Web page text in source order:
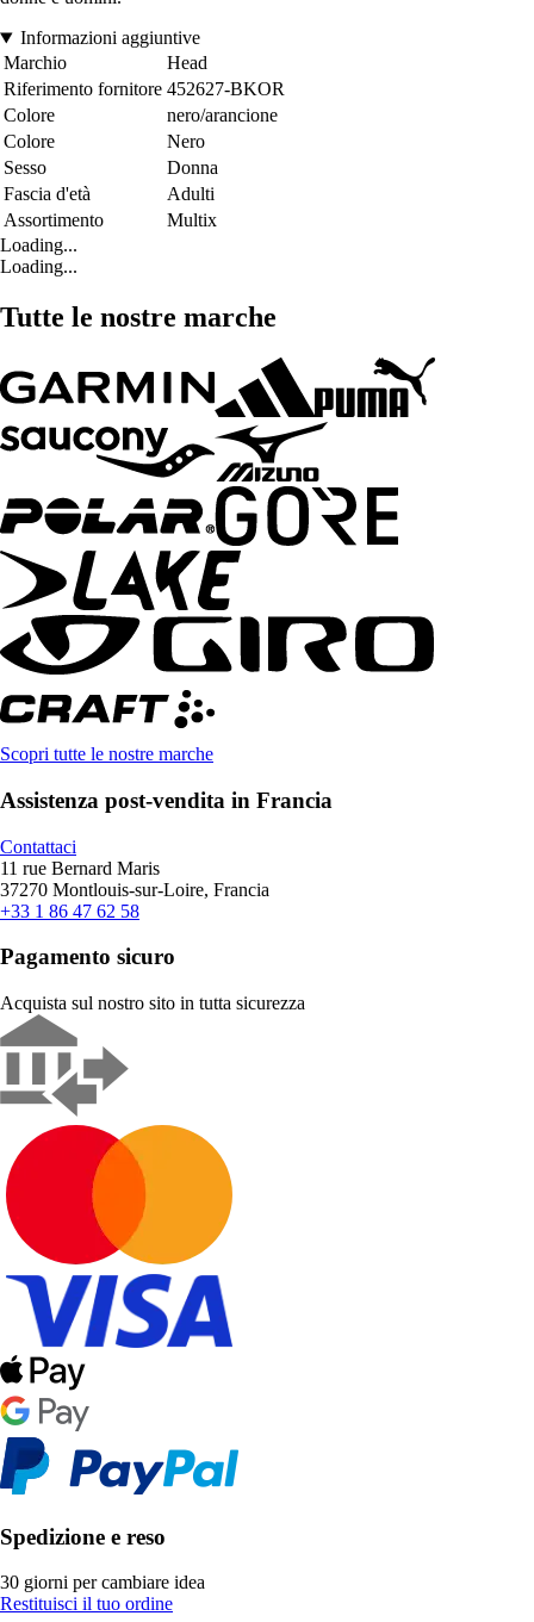
Informazioni aggiuntive
Marchio
Head
Riferimento fornitore 452627-BKOR
Colore
nero/arancione
Colore
Nero
Sesso
Donna
Fascia d'età
Adulti
Assortimento
Multix
Loading...
Loading...
Tutte le nostre marche
Scopri tutte le nostre marche
Assistenza post-vendita in Francia
Contattaci
11 rue Bernard Maris
37270 Montlouis-sur-Loire, Francia
+33 1 86 47 62 58
Pagamento sicuro
Acquista sul nostro sito in tutta sicurezza
Spedizione e reso
30 giorni per cambiare idea
Restituisci il tuo ordine